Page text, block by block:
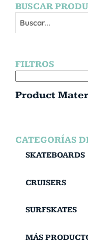
BUSCAR
FILTROS
Product
CATEGORÍAS
SKATEBOARDS
CRUISERS
SURFSKATES
MÁS